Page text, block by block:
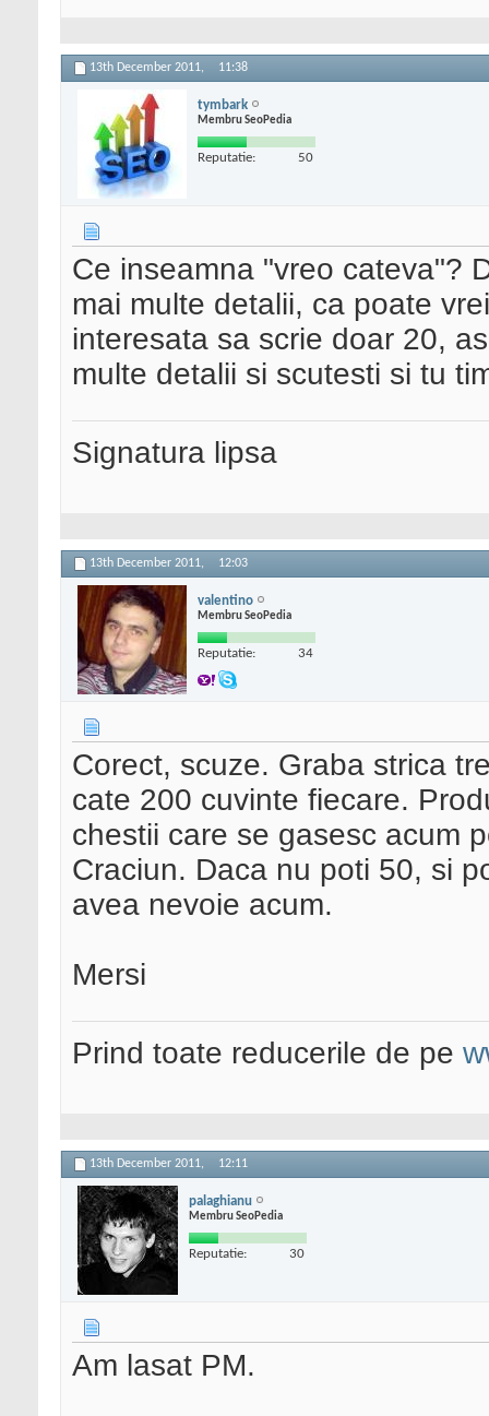
13th December 2011, 11:38
tymbark
Membru SeoPedia
Reputatie: 50
Ce inseamna "vreo cateva"?
mai multe detalii, ca poate
interesata sa scrie doar 20,
multe detalii si scutesti si tu
Signatura lipsa
13th December 2011, 12:03
valentino
Membru SeoPedia
Reputatie: 34
Corect, scuze. Graba strica
cate 200 cuvinte fiecare.
chestii care se gasesc acum
Craciun. Daca nu poti 50, si
avea nevoie acum.
Mersi
Prind toate reducerile de pe
13th December 2011, 12:11
palaghianu
Membru SeoPedia
Reputatie: 30
Am lasat PM.